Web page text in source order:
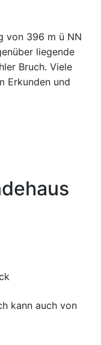
von 396 m ü NN
liegende
Bruch. Viele
Erkunden und
kann auch von